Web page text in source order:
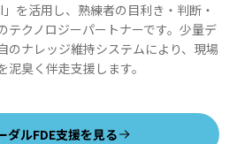
を活用し、熟練者の目利き・判断・
テクノロジーパートナーです。少量デ
のナレッジ維持システムにより、現場
泥臭く伴走支援します。
ダルFDE支援を見る